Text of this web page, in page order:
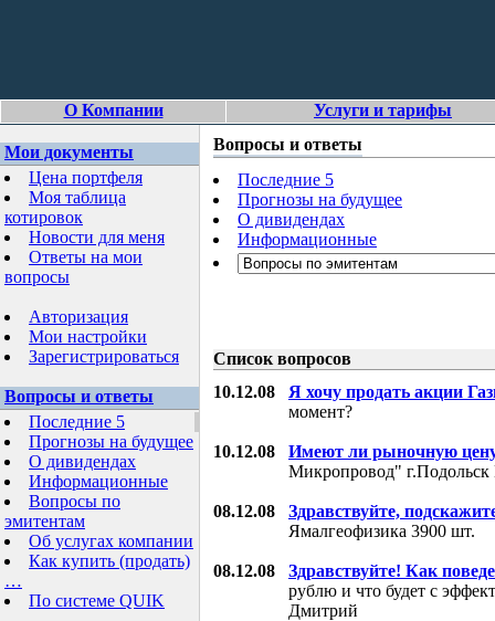
О Компании Услуги и тарифы
Мои документы
Цена портфеля
Моя таблица
котировок
Новости для меня
Ответы на мои
вопросы
Авторизация
Мои настройки
Зарегистрироваться
Вопросы и ответы
Последние 5
Прогнозы на будущее
О дивидендах
Информационные
Вопросы по
эмитентам
Об услугах компании
Как купить (продать)
…
По системе QUIK
Вопросы и ответы
Последние 5
Прогнозы на будущее
О дивидендах
Информационные
Список вопросов
10.12.08 Я хочу продать акции
момент?
10.12.08
Имеют ли рыночную
Микропровод"
08.12.08
Здравствуйте,
Ямалгеофизика 3900 шт.
08.12.08
Здравствуйте! Как
рублю и что будет с
Дмитрий